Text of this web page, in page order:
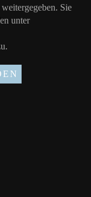
Sie
unter